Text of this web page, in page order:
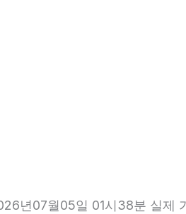
년07월05일 01시38분 실제